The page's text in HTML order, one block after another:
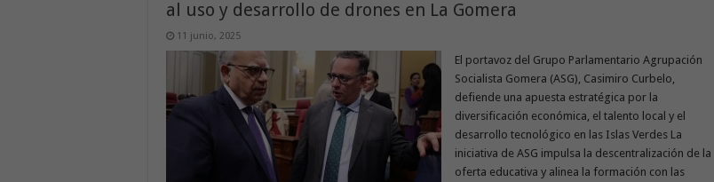
al uso y desarrollo de drones en La Gomera
11 junio, 2025
El portavoz del Grupo Parlamentario Agrupación
Socialista Gomera (ASG), Casimiro Curbelo,
defiende una apuesta estratégica por la
diversificación económica, el talento local y el
desarrollo tecnológico en las Islas Verdes La
iniciativa de ASG impulsa la descentralización de la
oferta educativa y alinea la formación con las